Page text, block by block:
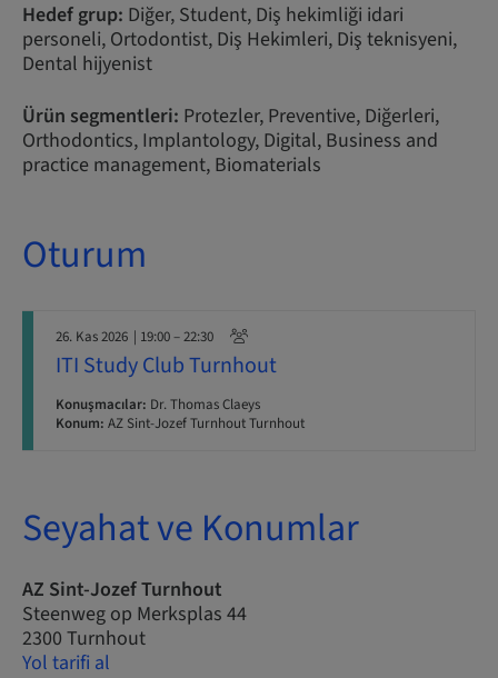
Hedef grup: Diğer, Student, Diş hekimliği idari
personeli, Ortodontist, Diş Hekimleri, Diş teknisyeni,
Dental hijyenist
Ürün segmentleri: Protezler, Preventive, Diğerleri,
Orthodontics, Implantology, Digital, Business and
practice management, Biomaterials
Oturum
26. Kas 2026 | 19:00 – 22:30
ITI Study Club Turnhout
Konuşmacılar: Dr. Thomas Claeys
Konum: AZ Sint-Jozef Turnhout Turnhout
Seyahat ve Konumlar
AZ Sint-Jozef Turnhout
Steenweg op Merksplas 44
2300 Turnhout
Yol tarifi al